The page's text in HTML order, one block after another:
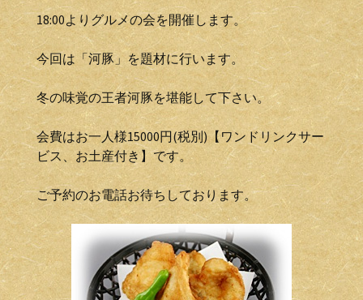
18:00よりグルメの会を開催します。
今回は「河豚」を題材に行います。
冬の味覚の王者河豚を堪能して下さい。
会費はお一人様15000円(税別)【ワンドリンクサー
ビス、お土産付き】です。
ご予約のお電話お待ちしております。